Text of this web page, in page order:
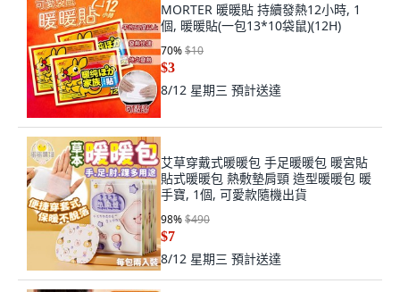
MORTER 暖暖貼 持續發熱12小時, 1
個, 暖暖貼(一包13*10袋鼠)(12H)
70%$10
$3
8/12 星期三 預計送達
艾草穿戴式暖暖包 手足暖暖包 暖宮貼
貼式暖暖包 熱敷墊肩頸 造型暖暖包 暖
手寶, 1個, 可愛款隨機出貨
98%$490
$7
8/12 星期三 預計送達